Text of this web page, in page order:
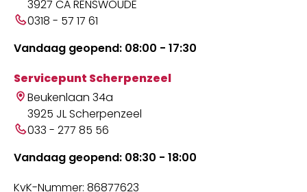
3927 CA RENSWOUDE
0318 - 57 17 61
Vandaag geopend: 08:00 - 17:30
Servicepunt Scherpenzeel
Beukenlaan 34a
3925 JL Scherpenzeel
033 - 277 85 56
Vandaag geopend: 08:30 - 18:00
KvK-Nummer: 86877623